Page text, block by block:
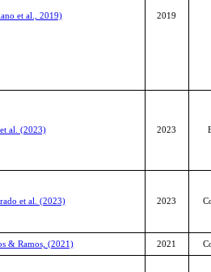
et al., 2019) 2019
al. (2023) 2023
et al. (2023) 2023
& Ramos, (2021) 2021